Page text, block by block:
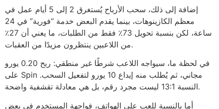
إضافة إلى ذلك، سحب الأرباح يُستغرق 2 إلى 5 أيام عمل في
معظم الكازينوهات، بينما يقدم البعض خدمة “فورية” في 24
ساعة، لكن بنسبة تحويل 73٪ فقط من الطلبات، ما يعني أن 27٪
من اللاعبين ينتظرون مزيدًا من العقبات.
في لحظة ما، سيواجه اللاعب شرطًا غير منطقي: ربح 0.20 يورو
على Spin مجاني، ثم يُطلب منه إيداع 10 يورو لتفعيل السحب.
النسبة 13:1 ليست مجرد رقم، بل هي معادلة تقشفية واضحة.
أما بالنسبة للعب على الهواتف، فواجهة المستخدم في بعض